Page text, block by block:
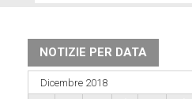
NOTIZIE PER DATA
Dicembre 2018